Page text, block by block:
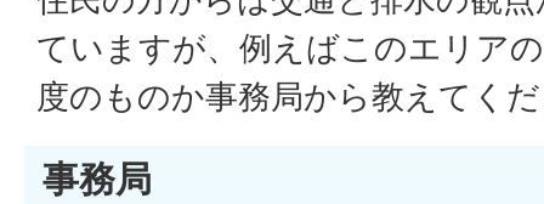
ていますが、例えばこのエリア
度のものか事務局から教えてく
事務局